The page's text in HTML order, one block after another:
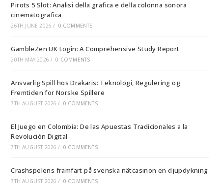
Pirots 5 Slot: Analisi della grafica e della colonna sonora
cinematografica
26TH JUNE 2026 / 0 COMMENTS
GambleZen UK Login: A Comprehensive Study Report
20TH MAY 2026 / 0 COMMENTS
Ansvarlig Spill hos Drakaris: Teknologi, Regulering og
Fremtiden for Norske Spillere
7TH AUGUST 2026 / 0 COMMENTS
El Juego en Colombia: De las Apuestas Tradicionales a la
Revolución Digital
7TH AUGUST 2026 / 0 COMMENTS
Crashspelens framfart på svenska nätcasinon en djupdykning
7TH AUGUST 2026 / 0 COMMENTS